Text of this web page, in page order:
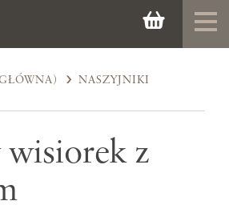
NASZYJNIKI
wisiorek z